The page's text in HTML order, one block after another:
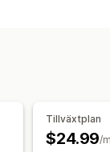
Tillväxtplan
$24.99/